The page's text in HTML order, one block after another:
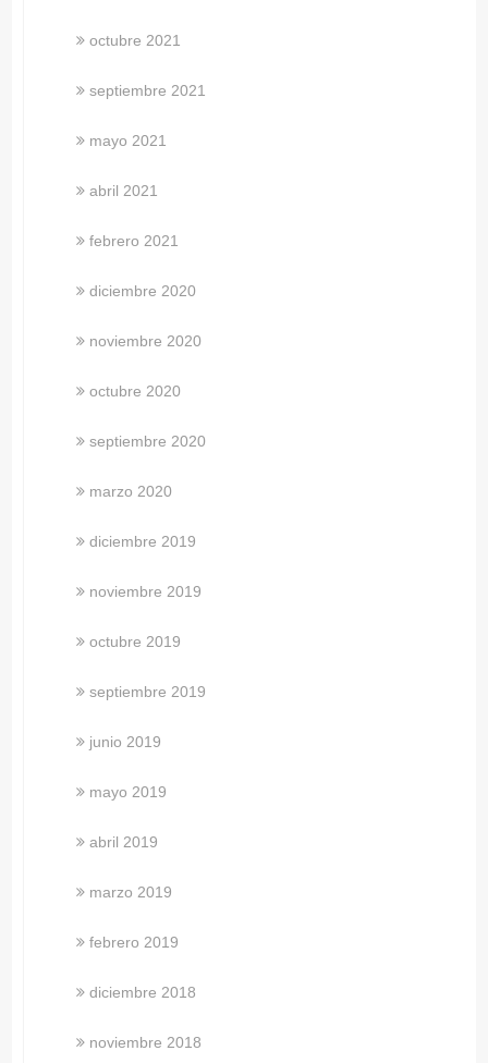
octubre 2021
septiembre 2021
mayo 2021
abril 2021
febrero 2021
diciembre 2020
noviembre 2020
octubre 2020
septiembre 2020
marzo 2020
diciembre 2019
noviembre 2019
octubre 2019
septiembre 2019
junio 2019
mayo 2019
abril 2019
marzo 2019
febrero 2019
diciembre 2018
noviembre 2018